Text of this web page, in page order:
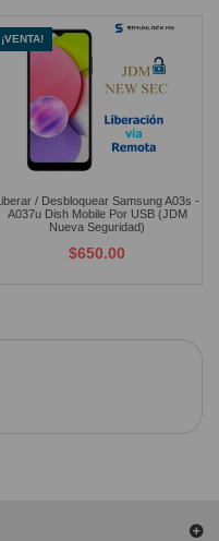
¡VENTA!
Liberar / Desbloquear Samsung A03s -
A037u Dish Mobile Por USB (JDM
Nueva Seguridad)
$650.00